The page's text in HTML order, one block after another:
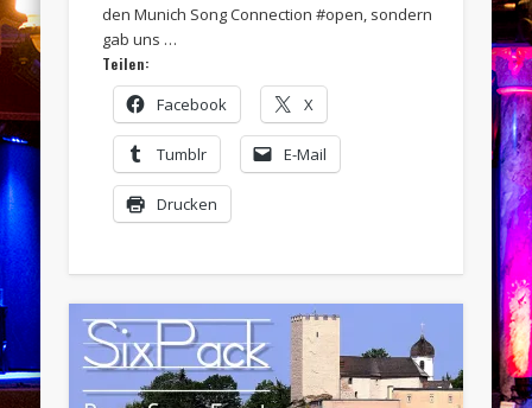
den Munich Song Connection #open, sondern
gab uns …
Teilen:
Facebook X
Tumblr E-Mail
Drucken